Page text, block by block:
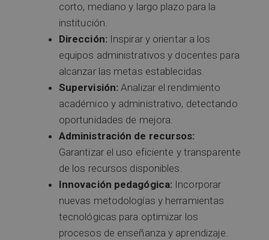
corto, mediano y largo plazo para la
institución.
Dirección:Inspirar y orientar a los
equipos administrativos y docentes para
alcanzar las metas establecidas.
Supervisión: Analizar el rendimiento
académico y administrativo, detectando
oportunidades de mejora.
Administración de recursos:
Garantizar el uso eficiente y transparente
de los recursos disponibles.
Innovación pedagógica: Incorporar
nuevas metodologías y herramientas
tecnológicas para optimizar los
procesos de enseñanza y aprendizaje.